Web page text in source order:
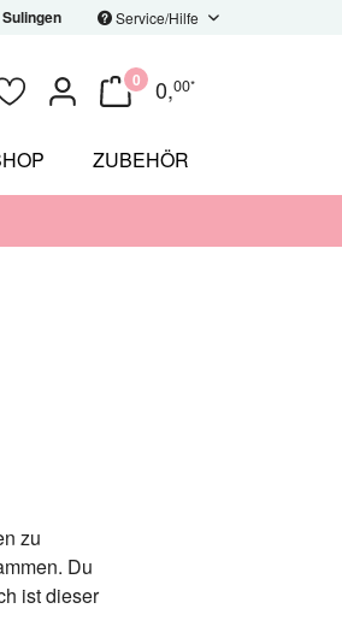
Service/Hilfe
0 0,00*
ZUBEHÖR
zu
Du
ist dieser